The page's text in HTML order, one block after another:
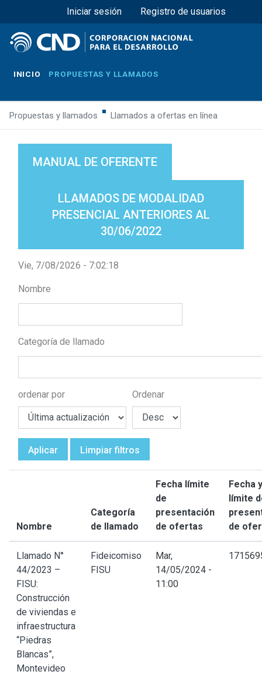
Pasar
al
contenido
principal
Menú superior
Iniciar sesión Registro de usuarios
INICIO PROPUESTAS Y LLAMADOS
Propuestas y llamados Llamados a ofertas en línea
MANUAL DE OFERENTE
LLAMADOS DE MODALIDAD
PRESENCIAL ANTERIORES AL
30/06/2022
Vie, 7/08/2026 - 7:02:18
Nombre
Categoría de llamado
ordenar por Ordenar
Aplicar Limpiar filtros
Nombre
Categoría
de llamado
Fecha límite
de
presentación
de ofertas
Fecha
límite
de
Llamado N°
44/2023 –
FISU:
Construcción
de viviendas e
infraestructura
“Piedras
Blancas”,
Montevideo
Fideicomiso
FISU
Mar,
14/05/2024 -
11:00